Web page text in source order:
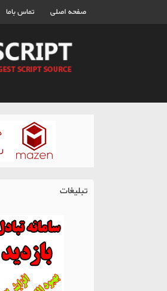
صفحه اصلی تماس باما
تبلیغات